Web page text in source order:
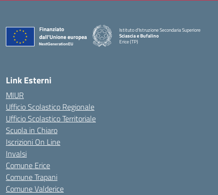
Istituto d'Istruzione Secondaria Superiore
Sciascia e Bufalino
Erice (TP)
Link Esterni
MIUR
Ufficio Scolastico Regionale
Ufficio Scolastico Territoriale
Scuola in Chiaro
Iscrizioni On Line
Invalsi
Comune Erice
Comune Trapani
Comune Valderice